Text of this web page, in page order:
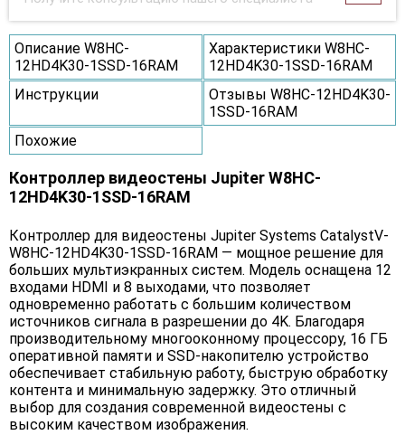
Описание W8HC-
12HD4K30-1SSD-16RAM
Характеристики W8HC-
12HD4K30-1SSD-16RAM
Инструкции
Отзывы W8HC-12HD4K30-
1SSD-16RAM
Похожие
Контроллер видеостены Jupiter W8HC-
12HD4K30-1SSD-16RAM
Контроллер для видеостены Jupiter Systems CatalystV-
W8HC-12HD4K30-1SSD-16RAM — мощное решение для
больших мультиэкранных систем. Модель оснащена 12
входами HDMI и 8 выходами, что позволяет
одновременно работать с большим количеством
источников сигнала в разрешении до 4K. Благодаря
производительному многооконному процессору, 16 ГБ
оперативной памяти и SSD-накопителю устройство
обеспечивает стабильную работу, быструю обработку
контента и минимальную задержку. Это отличный
выбор для создания современной видеостены с
высоким качеством изображения.